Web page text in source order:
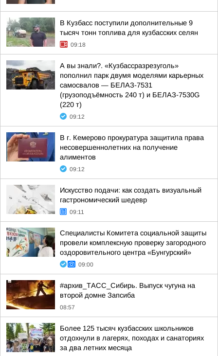
В Кузбасс поступили дополнительные 9
тысяч тонн топлива для кузбасских селян
09:18
А вы знали?. «Кузбассразрезуголь»
пополнил парк двумя моделями карьерных
самосвалов — БЕЛАЗ-7531
(грузоподъёмность 240 т) и БЕЛАЗ-7530G
(220 т)
09:12
В г. Кемерово прокуратура защитила права
несовершеннолетних на получение
алиментов
09:12
Искусство подачи: как создать визуальный
гастрономический шедевр
09:11
Специалисты Комитета социальной защиты
провели комплексную проверку загородного
оздоровительного центра «Бунгурский»
09:00
#архив_ТАСС_Сибирь. Выпуск чугуна на
второй домне Запсиба
08:57
Более 125 тысяч кузбасских школьников
отдохнули в лагерях, походах и санаториях
за два летних месяца